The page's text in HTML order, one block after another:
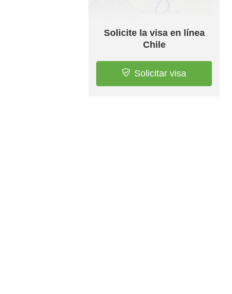
Solicite la visa en línea
Chile
Solicitar visa